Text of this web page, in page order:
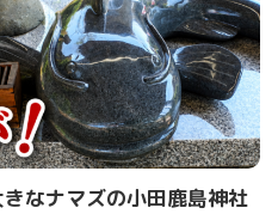
なナマズの小田鹿島神社